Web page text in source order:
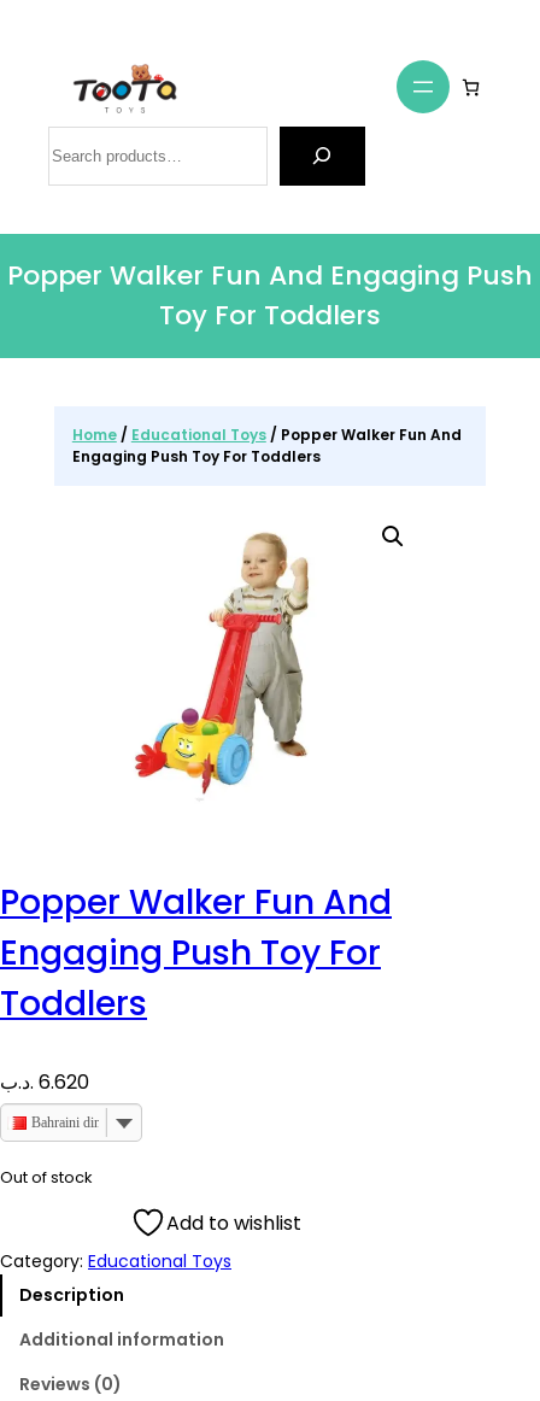
Popper Walker Fun And Engaging Push
Toy For Toddlers
Home/ Educational Toys/ Popper Walker Fun And
Engaging Push Toy For Toddlers
Popper Walker Fun And
Engaging Push Toy For
Toddlers
6.620 .د.ب
Bahraini dinar
Out of stock
Add to wishlist
Category: Educational Toys
Description
Additional information
Reviews (0)